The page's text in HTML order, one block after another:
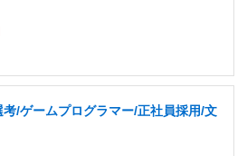
/ゲームプログラマー/正社員採用/文